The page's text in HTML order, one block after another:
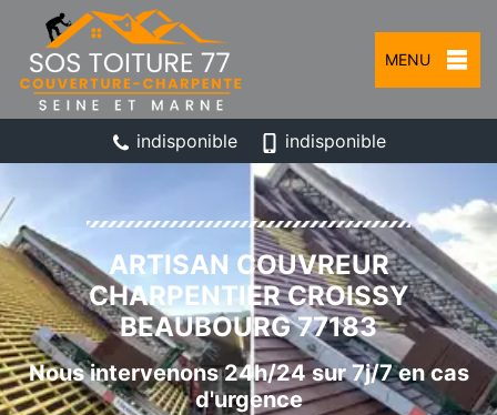
MENU
indisponible indisponible
ARTISAN COUVREUR
CHARPENTIER CROISSY
BEAUBOURG 77183
Nous intervenons 24h/24 sur 7j/7 en cas
d'urgence